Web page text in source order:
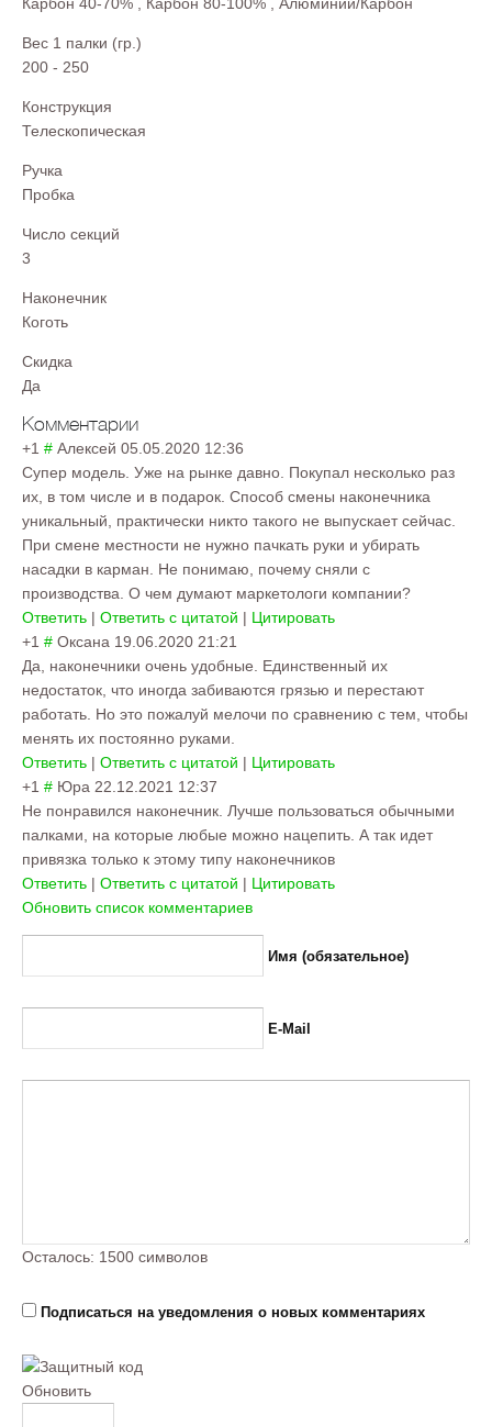
Вес 1 палки (гр.)
200 - 250
Конструкция
Телескопическая
Ручка
Пробка
Число секций
3
Наконечник
Коготь
Скидка
Да
Комментарии
+1 # Алексей 05.05.2020 12:36
Супер модель. Уже на рынке давно. Покупал несколько раз
их, в том числе и в подарок. Способ смены наконечника
уникальный, практически никто такого не выпускает сейчас.
При смене местности не нужно пачкать руки и убирать
насадки в карман. Не понимаю, почему сняли с
производства. О чем думают маркетологи компании?
Ответить | Ответить с цитатой | Цитировать
+1 # Оксана 19.06.2020 21:21
Да, наконечники очень удобные. Единственный их
недостаток, что иногда забиваются грязью и перестают
работать. Но это пожалуй мелочи по сравнению с тем, чтобы
менять их постоянно руками.
Ответить | Ответить с цитатой | Цитировать
+1 # Юра 22.12.2021 12:37
Не понравился наконечник. Лучше пользоваться обычными
палками, на которые любые можно нацепить. А так идет
привязка только к этому типу наконечников
Ответить | Ответить с цитатой | Цитировать
Обновить список комментариев
Имя (обязательное)
E-Mail
Осталось: 1500 символов
Подписаться на уведомления о новых комментариях
Обновить